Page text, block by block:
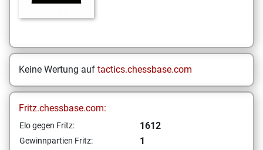
Keine Wertung auf tactics.chessbase.com
Fritz.chessbase.com:
Elo gegen Fritz: 1612
Gewinnpartien Fritz: 1